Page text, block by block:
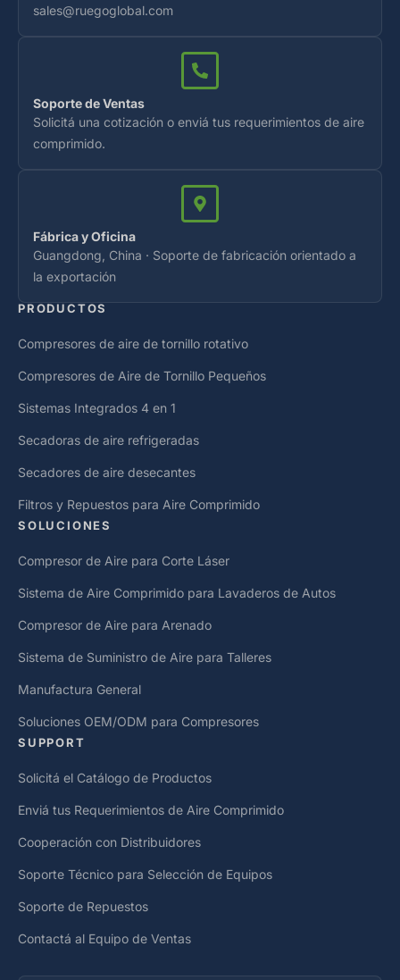
sales@ruegoglobal.com
Soporte de Ventas
Solicitá una cotización o enviá tus requerimientos de aire
comprimido.
Fábrica y Oficina
Guangdong, China · Soporte de fabricación orientado a
la exportación
PRODUCTOS
Compresores de aire de tornillo rotativo
Compresores de Aire de Tornillo Pequeños
Sistemas Integrados 4 en 1
Secadoras de aire refrigeradas
Secadores de aire desecantes
Filtros y Repuestos para Aire Comprimido
SOLUCIONES
Compresor de Aire para Corte Láser
Sistema de Aire Comprimido para Lavaderos de Autos
Compresor de Aire para Arenado
Sistema de Suministro de Aire para Talleres
Manufactura General
Soluciones OEM/ODM para Compresores
SUPPORT
Solicitá el Catálogo de Productos
Enviá tus Requerimientos de Aire Comprimido
Cooperación con Distribuidores
Soporte Técnico para Selección de Equipos
Soporte de Repuestos
Contactá al Equipo de Ventas